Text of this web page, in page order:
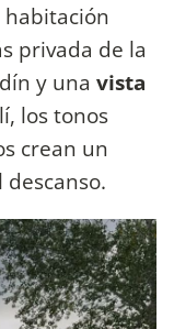
habitación
privada de la
y una vista
los tonos
crean un